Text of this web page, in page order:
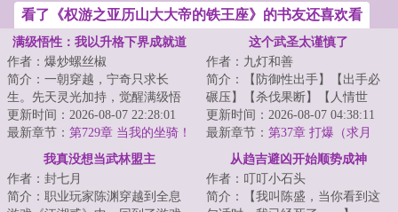
看了《权游之亚历山大大帝的铁王座》的书友还喜欢看
满级悟性：我以升格下界成就道
祖
作者：爆炒螺丝椒
简介：一朝穿越，宁奇只求长
生。先天灵光加持，觉醒满级悟
性。自此。宁奇低调修行，不无
敌不出山。阅万经...
更新时间：2026-08-07 22:28:01
最新章节： 第729章 当我的坐骑！
这个武圣太谨慎了
作者：九灯和善
简介：【防御性出手】【出手必
碾压】【杀伐果断】【人情世
故】“我真不惹事，只是防御性先
下手为强。”穿...
更新时间：2026-08-07 04:38:11
最新章节： 第37章 打爆（求月
我真没想当武林盟主
作者：封七月
简介：职业玩家陈渊穿越到全息
从趋吉避凶开始顺势成神
作者：叮叮小石头
简介：【我叫陈盛，当你看到这